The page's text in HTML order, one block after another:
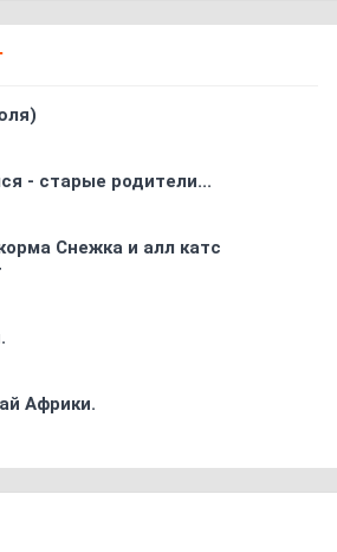
- старые родители...
Снежка и алл катс
Африки.